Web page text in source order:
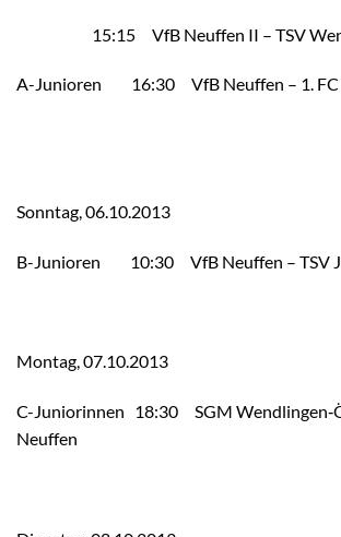
15:15 VfB Neuffen II – TSV
A-Junioren 16:30 VfB Neuffen – 1. FC
Sonntag, 06.10.2013
B-Junioren 10:30 VfB Neuffen – TSV
Montag, 07.10.2013
C-Juniorinnen 18:30 SGM
Neuffen